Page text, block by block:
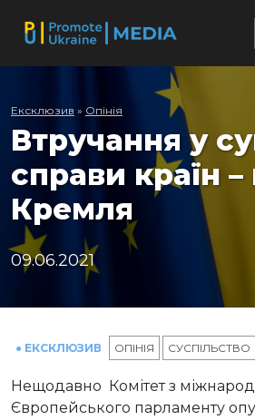
Ексклюзив » Опінія
Втручання у
справи країн –
Кремля
09.06.2021
● ЕКСКЛЮЗИВ ОПІНІЯ СУСПІЛЬСТВО
Нещодавно Комітет з
Європейського парламенту